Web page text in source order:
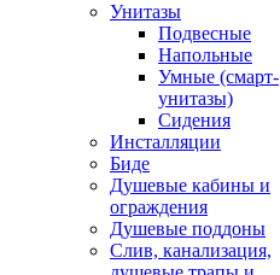
Унитазы
Подвесные
Напольные
Умные (смарт-
унитазы)
Сидения
Инсталляции
Биде
Душевые кабины и
ограждения
Душевые поддоны
Слив, канализация,